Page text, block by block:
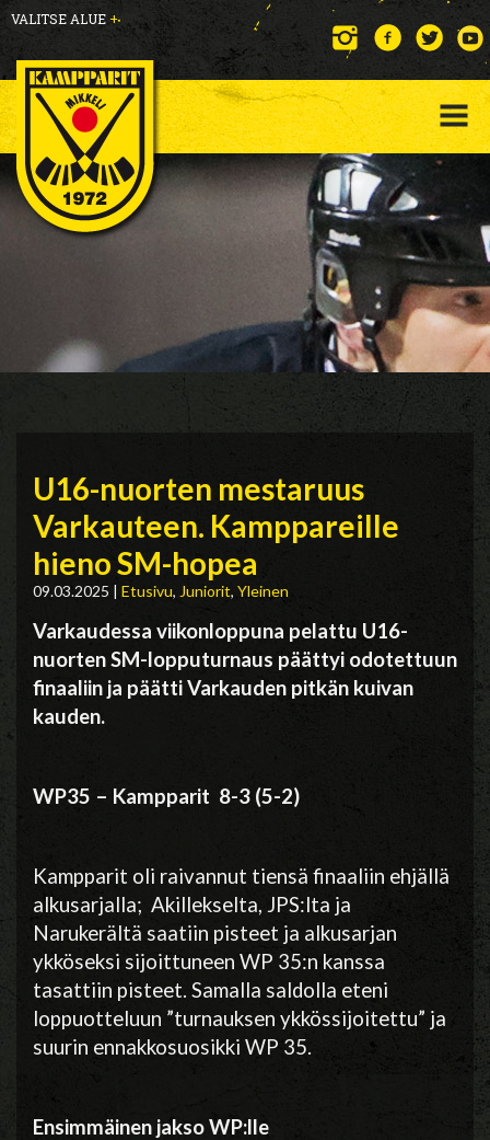
VALITSE ALUE +
U16-nuorten mestaruus
Varkauteen. Kamppareille
hieno SM-hopea
09.03.2025 | Etusivu, Juniorit, Yleinen
Varkaudessa viikonloppuna pelattu U16-
nuorten SM-lopputurnaus päättyi odotettuun
finaaliin ja päätti Varkauden pitkän kuivan
kauden.
WP35 – Kampparit 8-3 (5-2)
Kampparit oli raivannut tiensä finaaliin ehjällä
alkusarjalla; Akillekselta, JPS:lta ja
Narukerältä saatiin pisteet ja alkusarjan
ykköseksi sijoittuneen WP 35:n kanssa
tasattiin pisteet. Samalla saldolla eteni
loppuotteluun ”turnauksen ykkössijoitettu” ja
suurin ennakkosuosikki WP 35.
Ensimmäinen jakso WP:lle